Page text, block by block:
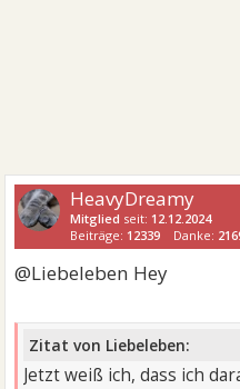
HeavyDreamy
Mitglied seit: 12.12.2024
Beiträge: 12339 Danke:
@Liebeleben Hey
Zitat von Liebeleben:
Jetzt weiß ich, dass ich